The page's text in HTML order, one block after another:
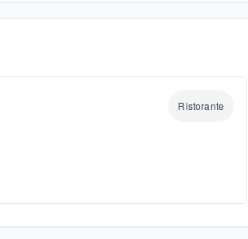
Ristorante